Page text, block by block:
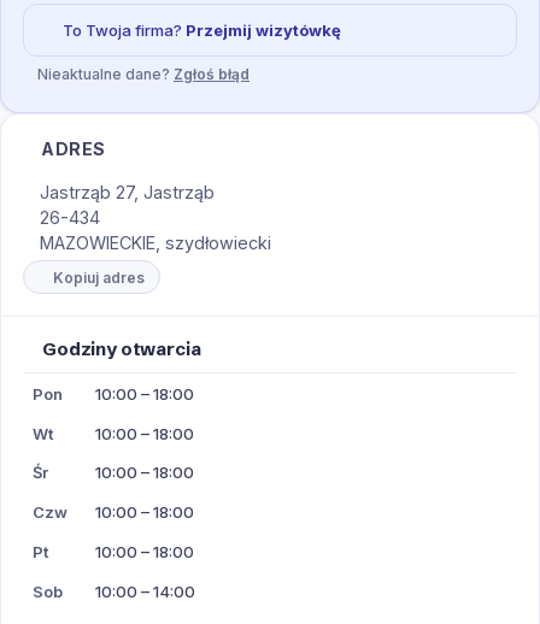
To Twoja firma? Przejmij wizytówkę
Nieaktualne dane? Zgłoś błąd
ADRES
Jastrząb 27, Jastrząb
26-434
MAZOWIECKIE, szydłowiecki
Kopiuj adres
Godziny otwarcia
Pon 10:00 – 18:00
Wt 10:00 – 18:00
Śr 10:00 – 18:00
Czw 10:00 – 18:00
Pt 10:00 – 18:00
Sob 10:00 – 14:00